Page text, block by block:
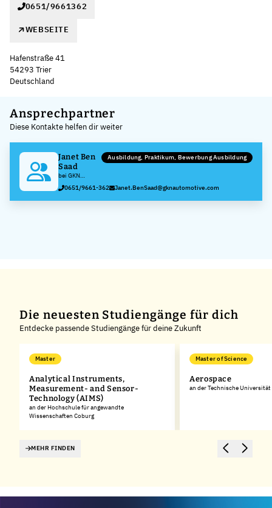
0651/9661362
WEBSEITE
Hafenstraße 41
54293 Trier
Deutschland
+
−
Ansprechpartner
Diese Kontakte helfen dir weiter
Janet Ben
Saad
bei GKN
Driveline Trier
GmbH
Ausbildung, Praktikum, Bewerbung Ausbildung
0651/9661-362 Janet.BenSaad@gknautomotive.com
Die neuesten Studiengänge für dich
Entdecke passende Studiengänge für deine Zukunft
Master
Analytical Instruments,
Measurement- and Sensor-
Technology (AIMS)
an der Hochschule für angewandte
Wissenschaften Coburg
Master of Science
Aerospace
an der Technische
MEHR FINDEN